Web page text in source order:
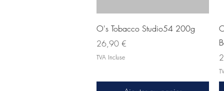
Aperçu rapide
O's Tobacco Studio54 200g
Prix
26,90 €
TVA Incluse